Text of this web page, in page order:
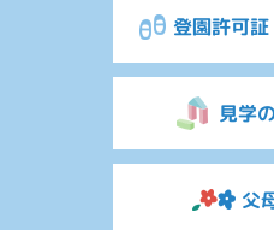
登園許可
見学
父